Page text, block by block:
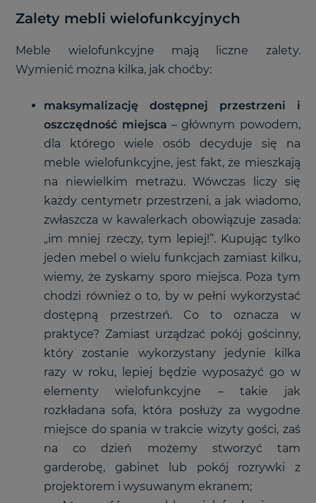
Zalety mebli wielofunkcyjnych
Meble wielofunkcyjne mają liczne zalety.
Wymienić można kilka, jak choćby:
maksymalizację dostępnej przestrzeni i
oszczędność miejsca – głównym powodem,
dla którego wiele osób decyduje się na
meble wielofunkcyjne, jest fakt, że mieszkają
na niewielkim metrażu. Wówczas liczy się
każdy centymetr przestrzeni, a jak wiadomo,
zwłaszcza w kawalerkach obowiązuje zasada:
„im mniej rzeczy, tym lepiej!”. Kupując tylko
jeden mebel o wielu funkcjach zamiast kilku,
wiemy, że zyskamy sporo miejsca. Poza tym
chodzi również o to, by w pełni wykorzystać
dostępną przestrzeń. Co to oznacza w
praktyce? Zamiast urządzać pokój gościnny,
który zostanie wykorzystany jedynie kilka
razy w roku, lepiej będzie wyposażyć go w
elementy wielofunkcyjne – takie jak
rozkładana sofa, która posłuży za wygodne
miejsce do spania w trakcie wizyty gości, zaś
na co dzień możemy stworzyć tam
garderobę, gabinet lub pokój rozrywki z
projektorem i wysuwanym ekranem;